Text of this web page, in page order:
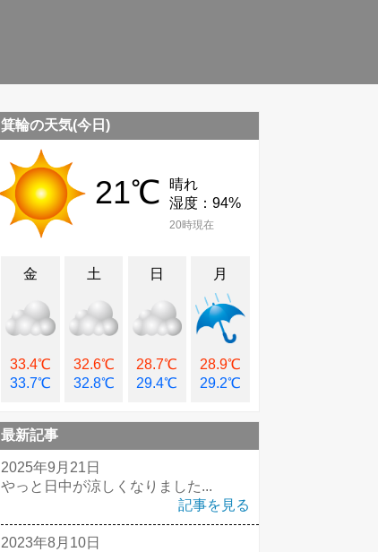
箕輪の天気(今日)
21℃
晴れ
湿度：94%
20時現在
金
33.4℃
33.7℃
土
32.6℃
32.8℃
日
28.7℃
29.4℃
月
28.9℃
29.2℃
最新記事
2025年9月21日
やっと日中が涼しくなりました...
記事を見る
2023年8月10日